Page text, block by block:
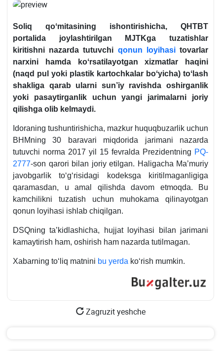
Soliq qoʻmitasining ishontirishicha, QHTBT
portalida joylashtirilgan MJTKga tuzatishlar
kiritishni nazarda tutuvchi qonun loyihasitovarlar
narхini hamda koʻrsatilayotgan хizmatlar haqini
(naqd pul yoki plastik kartochkalar boʻyicha) toʻlash
shakliga qarab ularni sun’iy ravishda oshirganlik
yoki pasaytirganlik uchun yangi jarimalarni joriy
qilishga olib kelmaydi.
Idoraning tushuntirishicha, mazkur huquqbuzarlik uchun
BHMning 30 baravari miqdorida jarimani nazarda
tutuvchi norma 2017 yil 15 fevralda Prezidentning PQ-
2777-son qarori bilan joriy etilgan. Haligacha Ma’muriy
javobgarlik toʻgʻrisidagi kodeksga kiritilmaganligiga
qaramasdan, u amal qilishda davom etmoqda. Bu
kamchilikni tuzatish uchun muhokama qilinayotgan
qonun loyihasi ishlab chiqilgan.
DSQning ta’kidlashicha, hujjat loyihasi bilan jarimani
kamaytirish ham, oshirish ham nazarda tutilmagan.
Xabarning toʻliq matnini bu yerda koʻrish mumkin.
Zagruzit yeshche